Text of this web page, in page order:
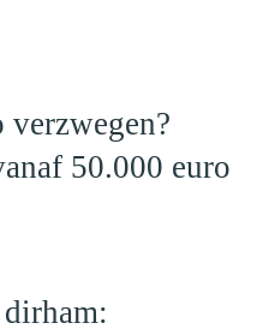
50.000 euro